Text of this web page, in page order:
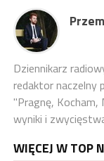
Dziennikarz
redaktor naczelny
"Pragnę, Kocham,
wyniki i
WIĘCEJ W TOP